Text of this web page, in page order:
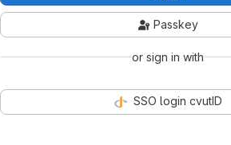
Passkey
or sign in with
SSO login cvutID